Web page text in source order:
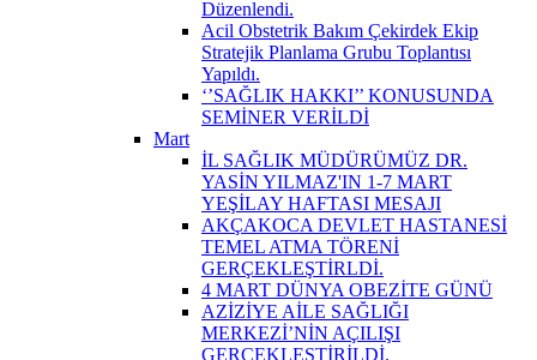
Düzenlendi.
Acil Obstetrik Bakım Çekirdek Ekip
Stratejik Planlama Grubu Toplantısı
Yapıldı.
‘’SAĞLIK HAKKI’’ KONUSUNDA
SEMİNER VERİLDİ
Mart
İL SAĞLIK MÜDÜRÜMÜZ DR.
YASİN YILMAZ'IN 1-7 MART
YEŞİLAY HAFTASI MESAJI
AKÇAKOCA DEVLET HASTANESİ
TEMEL ATMA TÖRENİ
GERÇEKLEŞTİRLDİ.
4 MART DÜNYA OBEZİTE GÜNÜ
AZİZİYE AİLE SAĞLIĞI
MERKEZİ’NİN AÇILIŞI
GERÇEKLEŞTİRİLDİ.